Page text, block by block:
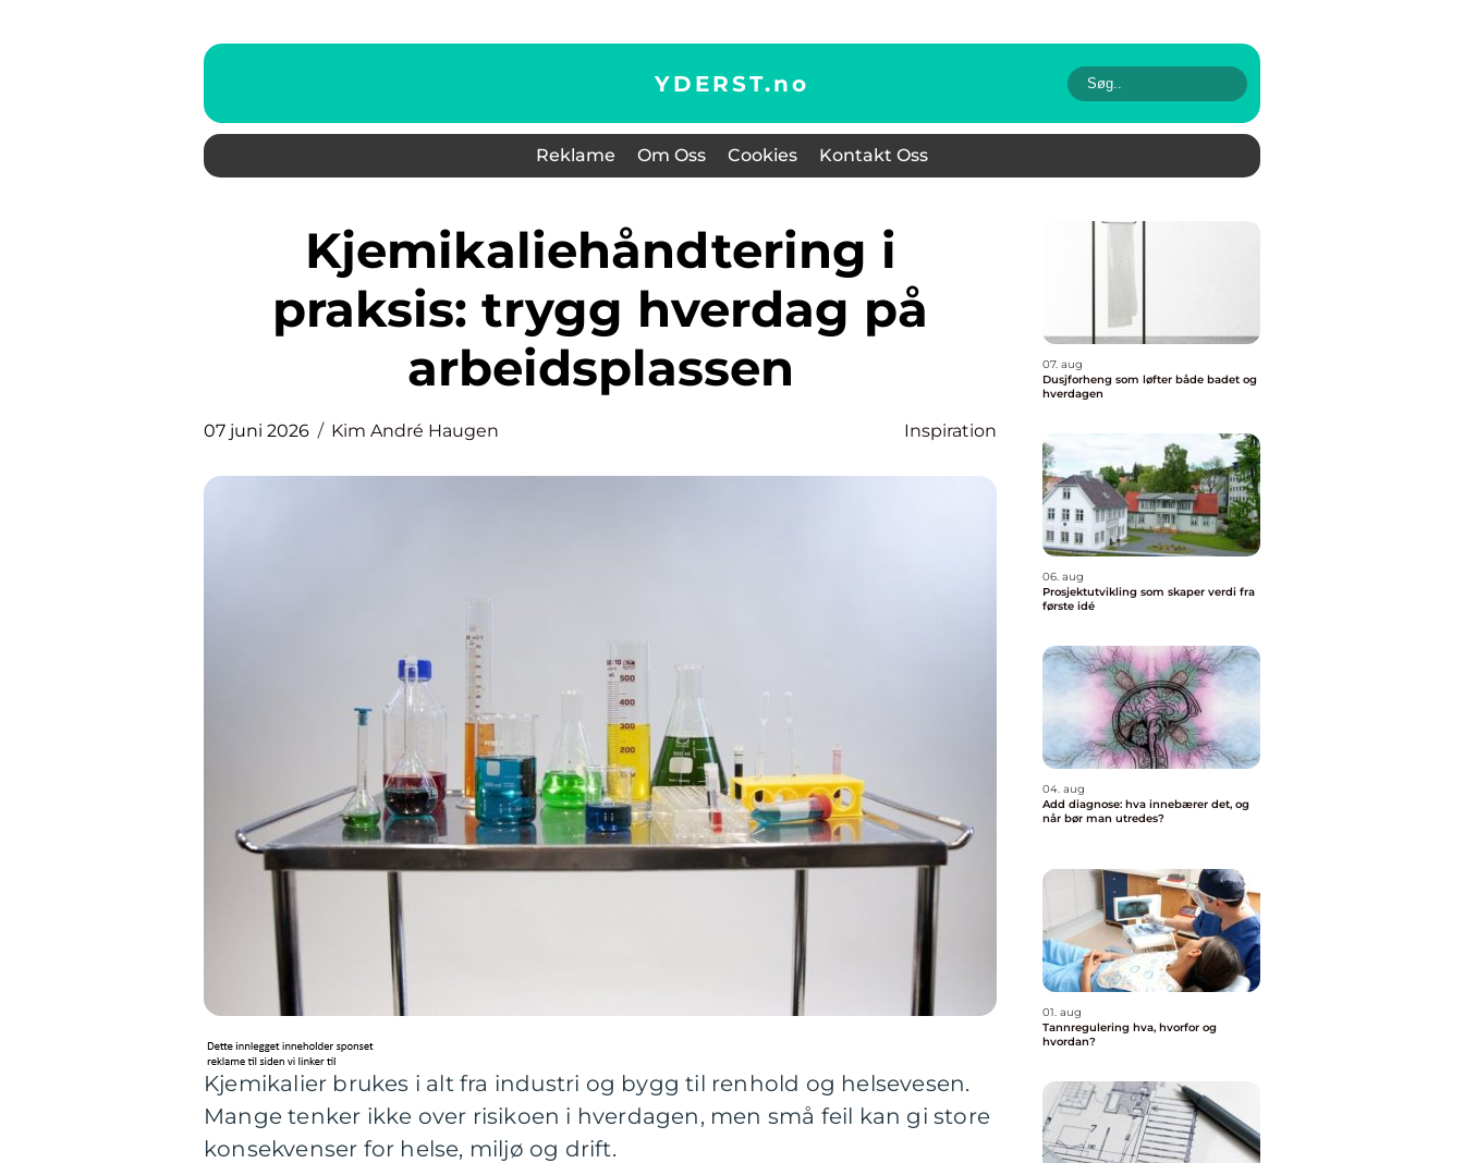
YDERST.no
Reklame Om Oss Cookies Kontakt Oss
Kjemikaliehåndtering i
praksis: trygg hverdag på
arbeidsplassen
07 juni 2026 Kim André Haugen Inspiration
Kjemikalier brukes i alt fra industri og bygg til renhold og helsevesen.
Mange tenker ikke over risikoen i hverdagen, men små feil kan gi store
konsekvenser for helse, miljø og drift.
07. aug
Dusjforheng som løfter både badet og
hverdagen
06. aug
Prosjektutvikling som skaper verdi fra
første idé
04. aug
Add diagnose: hva innebærer det, og
når bør man utredes?
01. aug
Tannregulering hva, hvorfor og
hvordan?